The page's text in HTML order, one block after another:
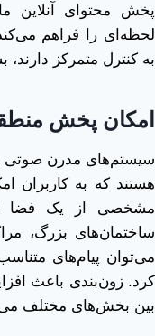
پخش محتوای آنلاین
لحظه‌ای را فراهم
به کنترل متمرکز
امکان پخش
سیستم‌های مدرن صوتی و
هستند که به کاربران
مشخصی از یک فضا
ساختمان‌های بزرگ،
می‌توان پیام‌های
کرد. زون‌بندی باعث
بین بخش‌های مختلف